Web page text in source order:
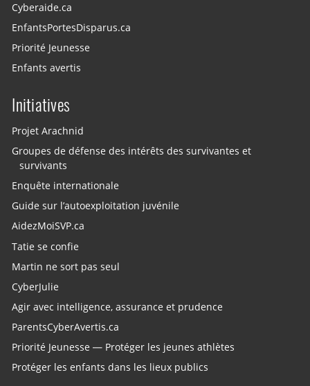
Cyberaide.ca
EnfantsPortesDisparus.ca
Priorité Jeunesse
Enfants avertis
Initiatives
Projet Arachnid
Groupes de défense des intérêts des survivantes et
survivants
Enquête internationale
Guide sur l’autoexploitation juvénile
AidezMoiSVP.ca
Tatie se confie
Martin ne sort pas seul
CyberJulie
Agir avec intelligence, assurance et prudence
ParentsCyberAvertis.ca
Priorité Jeunesse — Protéger les jeunes athlètes
Protéger les enfants dans les lieux publics